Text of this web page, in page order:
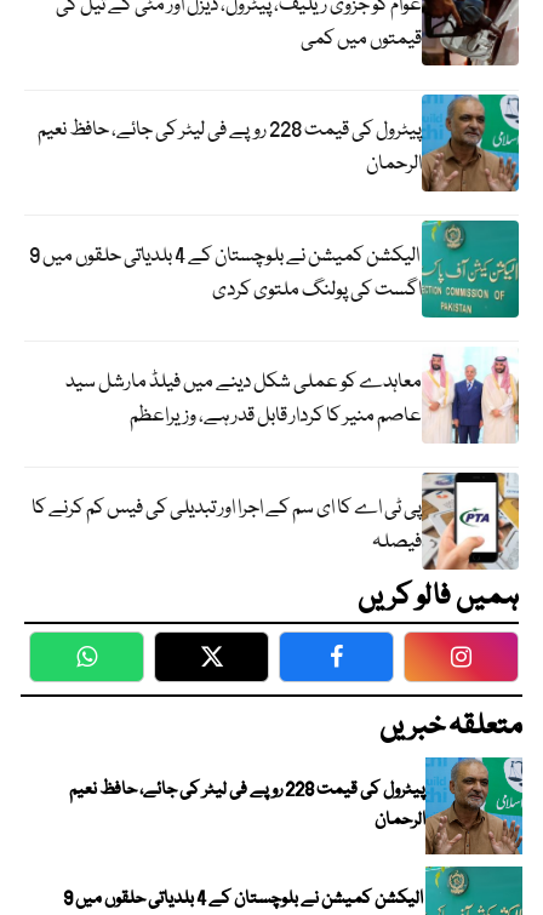
قیمتوں میں کمی
پیٹرول کی قیمت 228 روپے فی لیٹر کی جائے، حافظ نعیم
الرحمان
الیکشن کمیشن نے بلوچستان کے 4 بلدیاتی حلقوں میں 9
اگست کی پولنگ ملتوی کردی
معاہدے کو عملی شکل دینے میں فیلڈ مارشل سید
عاصم منیر کا کردار قابل قدر ہے، وزیراعظم
پی ٹی اے کا ای سم کے اجرا اور تبدیلی کی فیس کم کرنے کا
فیصلہ
ہمیں فالو کریں
WhatsApp Twitter Facebook
متعلقہ خبریں
پیٹرول کی قیمت 228 روپے فی لیٹر کی جائے، حافظ نعیم
الرحمان
الیکشن کمیشن نے بلوچستان کے 4 بلدیاتی حلقوں میں 9